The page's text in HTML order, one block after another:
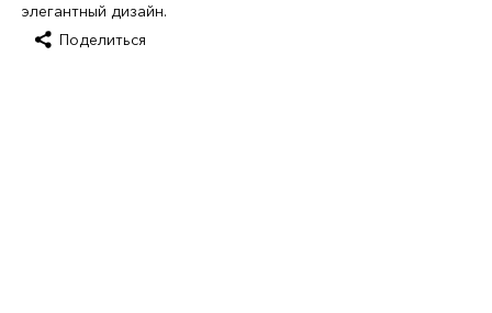
элегантный дизайн.
Поделиться